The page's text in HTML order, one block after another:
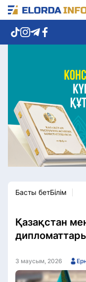
Елорда жаңалықтары
Саясат
Әлеумет
Экономика
Спорт
Мәдениет
Басты бетБілім
Қазақстан
3 маусым, 2026